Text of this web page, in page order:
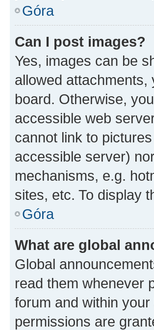
Góra
Can I post images?
Yes, images can be
allowed attachments,
board. Otherwise,
accessible web
cannot link to
accessible server)
mechanisms, e.g.
sites, etc. To display
Góra
What are global
Global
read them whenever
forum and within
permissions are